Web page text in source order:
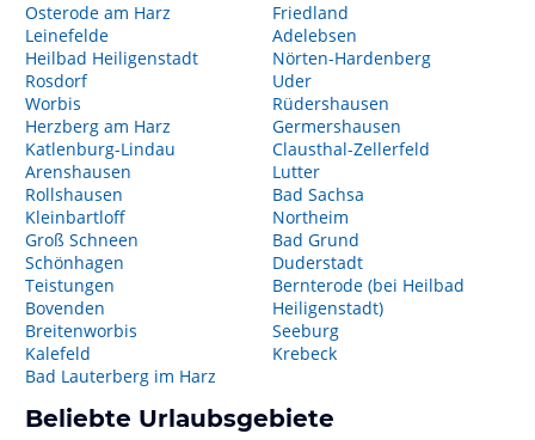
Osterode am Harz
Leinefelde
Heilbad Heiligenstadt
Rosdorf
Worbis
Herzberg am Harz
Katlenburg-Lindau
Arenshausen
Rollshausen
Kleinbartloff
Groß Schneen
Schönhagen
Teistungen
Bovenden
Breitenworbis
Kalefeld
Bad Lauterberg im Harz
Friedland
Adelebsen
Nörten-Hardenberg
Uder
Rüdershausen
Germershausen
Clausthal-Zellerfeld
Lutter
Bad Sachsa
Northeim
Bad Grund
Duderstadt
Bernterode (bei Heilbad
Heiligenstadt)
Seeburg
Krebeck
Beliebte Urlaubsgebiete